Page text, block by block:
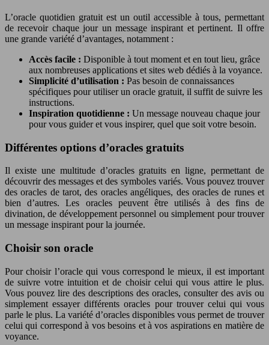
L’oracle quotidien gratuit est un outil accessible à tous, permettant
de recevoir chaque jour un message inspirant et pertinent. Il offre
une grande variété d’avantages, notamment :
Accès facile : Disponible à tout moment et en tout lieu, grâce
aux nombreuses applications et sites web dédiés à la voyance.
Simplicité d’utilisation : Pas besoin de connaissances
spécifiques pour utiliser un oracle gratuit, il suffit de suivre les
instructions.
Inspiration quotidienne : Un message nouveau chaque jour
pour vous guider et vous inspirer, quel que soit votre besoin.
Différentes options d’oracles gratuits
Il existe une multitude d’oracles gratuits en ligne, permettant de
découvrir des messages et des symboles variés. Vous pouvez trouver
des oracles de tarot, des oracles angéliques, des oracles de runes et
bien d’autres. Les oracles peuvent être utilisés à des fins de
divination, de développement personnel ou simplement pour trouver
un message inspirant pour la journée.
Choisir son oracle
Pour choisir l’oracle qui vous correspond le mieux, il est important
de suivre votre intuition et de choisir celui qui vous attire le plus.
Vous pouvez lire des descriptions des oracles, consulter des avis ou
simplement essayer différents oracles pour trouver celui qui vous
parle le plus. La variété d’oracles disponibles vous permet de trouver
celui qui correspond à vos besoins et à vos aspirations en matière de
voyance.